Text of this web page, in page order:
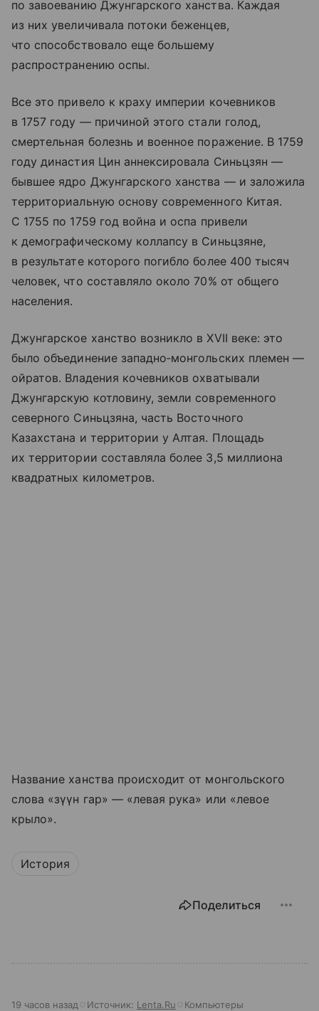
по завоеванию Джунгарского ханства. Каждая
из них увеличивала потоки беженцев,
что способствовало еще большему
распространению оспы.
Все это привело к краху империи кочевников
в 1757 году — причиной этого стали голод,
смертельная болезнь и военное поражение. В 1759
году династия Цин аннексировала Синьцзян —
бывшее ядро Джунгарского ханства — и заложила
территориальную основу современного Китая.
С 1755 по 1759 год война и оспа привели
к демографическому коллапсу в Синьцзяне,
в результате которого погибло более 400 тысяч
человек, что составляло около 70% от общего
населения.
Джунгарское ханство возникло в XVII веке: это
было объединение западно‑монгольских племен —
ойратов. Владения кочевников охватывали
Джунгарскую котловину, земли современного
северного Синьцзяна, часть Восточного
Казахстана и территории у Алтая. Площадь
их территории составляла более 3,5 миллиона
квадратных километров.
Название ханства происходит от монгольского
слова «зүүн гар» — «левая рука» или «левое
крыло».
История
Поделиться
19 часов назад Источник: Lenta.Ru Компьютеры